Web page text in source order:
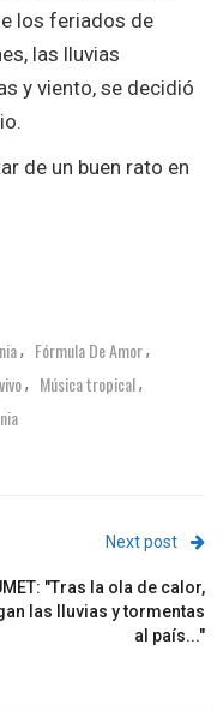
los feriados de
las lluvias
y viento, se decidió
de un buen rato en
, Fórmula De Amor,
, Música tropical,
Next post
"Tras la ola de calor,
las lluvias y tormentas
al país..."